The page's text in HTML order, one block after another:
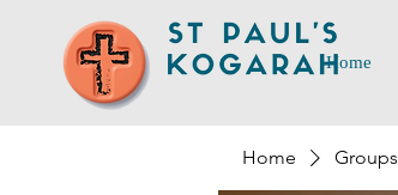
Home
Home Groups